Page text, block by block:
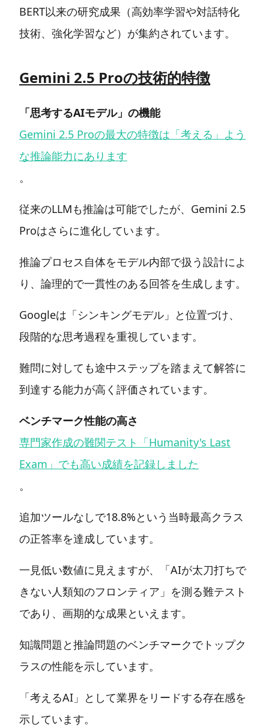
BERT以来の研究成果（高効率学習や対話特化
技術、強化学習など）が集約されています。
Gemini 2.5 Proの技術的特徴
「思考するAIモデル」の機能
Gemini 2.5 Proの最大の特徴は「考える」よう
な推論能力にあります
。
従来のLLMも推論は可能でしたが、Gemini 2.5
Proはさらに進化しています。
推論プロセス自体をモデル内部で扱う設計によ
り、論理的で一貫性のある回答を生成します。
Googleは「シンキングモデル」と位置づけ、
段階的な思考過程を重視しています。
難問に対しても途中ステップを踏まえて解答に
到達する能力が高く評価されています。
ベンチマーク性能の高さ
専門家作成の難関テスト「Humanity's Last
Exam」でも高い成績を記録しました
。
追加ツールなしで18.8%という当時最高クラス
の正答率を達成しています。
一見低い数値に見えますが、「AIが太刀打ちで
きない人類知のフロンティア」を測る難テスト
であり、画期的な成果といえます。
知識問題と推論問題のベンチマークでトップク
ラスの性能を示しています。
「考えるAI」として業界をリードする存在感を
示しています。